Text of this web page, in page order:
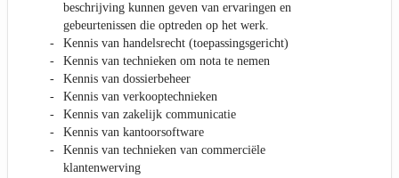
beschrijving kunnen geven van ervaringen en
gebeurtenissen die optreden op het werk.
Kennis van handelsrecht (toepassingsgericht)
Kennis van technieken om nota te nemen
Kennis van dossierbeheer
Kennis van verkooptechnieken
Kennis van zakelijk communicatie
Kennis van kantoorsoftware
Kennis van technieken van commerciële
klantenwerving